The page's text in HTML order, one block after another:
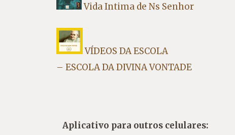
Vida Intima de Ns Senhor
VÍDEOS DA ESCOLA
– ESCOLA DA DIVINA VONTADE
Aplicativo para outros celulares: